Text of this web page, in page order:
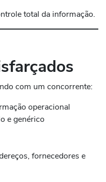
total da informação.
com um concorrente:
operacional
e genérico
fornecedores e